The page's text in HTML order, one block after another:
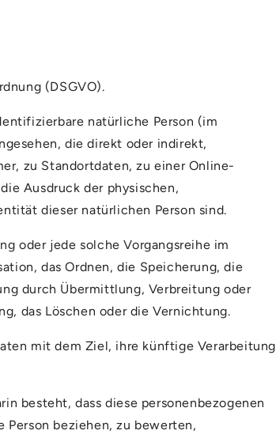
(DSGVO).
natürliche Person (im
die direkt oder indirekt,
zu Standortdaten, zu einer Online-
Ausdruck der physischen,
dieser natürlichen Person sind.
oder jede solche Vorgangsreihe im
das Ordnen, die Speicherung, die
durch Übermittlung, Verbreitung oder
das Löschen oder die Vernichtung.
mit dem Ziel, ihre künftige Verarbeitung
besteht, dass diese personenbezogenen
beziehen, zu bewerten,